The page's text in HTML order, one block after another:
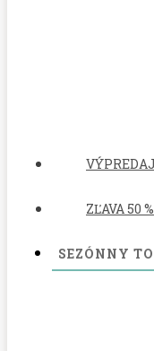
ZĽAVA 50 %
SEZÓNNY